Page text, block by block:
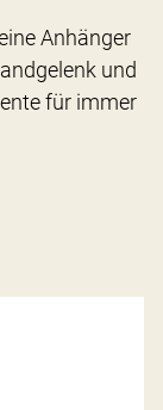
Anhänger
und
für immer